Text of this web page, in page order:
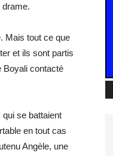
drame.
Mais tout ce que
et ils sont partis
Boyali contacté
se battaient
en tout cas
Angèle, une